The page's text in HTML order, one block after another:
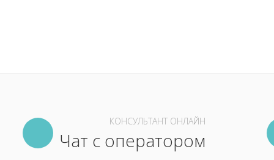
КОНСУЛЬТАНТ ОНЛАЙН
Чат с оператором